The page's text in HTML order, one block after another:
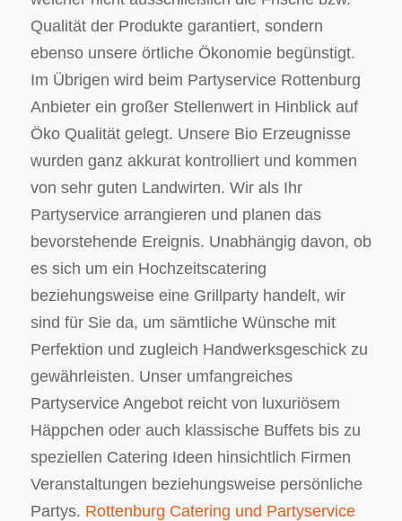
Qualität der Produkte garantiert, sondern
ebenso unsere örtliche Ökonomie begünstigt.
Im Übrigen wird beim Partyservice Rottenburg
Anbieter ein großer Stellenwert in Hinblick auf
Öko Qualität gelegt. Unsere Bio Erzeugnisse
wurden ganz akkurat kontrolliert und kommen
von sehr guten Landwirten. Wir als Ihr
Partyservice arrangieren und planen das
bevorstehende Ereignis. Unabhängig davon, ob
es sich um ein Hochzeitscatering
beziehungsweise eine Grillparty handelt, wir
sind für Sie da, um sämtliche Wünsche mit
Perfektion und zugleich Handwerksgeschick zu
gewährleisten. Unser umfangreiches
Partyservice Angebot reicht von luxuriösem
Häppchen oder auch klassische Buffets bis zu
speziellen Catering Ideen hinsichtlich Firmen
Veranstaltungen beziehungsweise persönliche
Partys. Rottenburg Catering und Partyservice